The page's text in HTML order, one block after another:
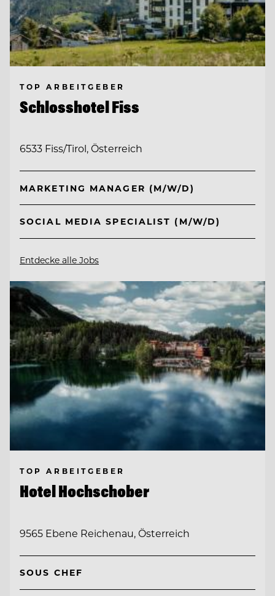
TOP ARBEITGEBER
Schlosshotel Fiss
6533 Fiss/Tirol, Österreich
MARKETING MANAGER (M/W/D)
SOCIAL MEDIA SPECIALIST (M/W/D)
Entdecke alle Jobs
TOP ARBEITGEBER
Hotel Hochschober
9565 Ebene Reichenau, Österreich
SOUS CHEF